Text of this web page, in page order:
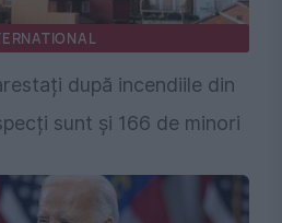
după incendiile din
sunt și 166 de minori